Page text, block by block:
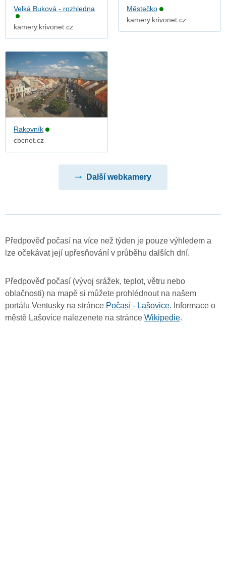
Velká Buková - rozhledna
kamery.krivonet.cz
Městečko
kamery.krivonet.cz
Rakovník
cbcnet.cz
Další webkamery
Předpověď počasí na více než týden je pouze výhledem a
lze očekávat její upřesňování v průběhu dalších dní.
Předpověď počasí (vývoj srážek, teplot, větru nebo
oblačnosti) na mapě si můžete prohlédnout na našem
portálu Ventusky na stránce Počasí - Lašovice. Informace o
městě Lašovice nalezenete na stránce Wikipedie.